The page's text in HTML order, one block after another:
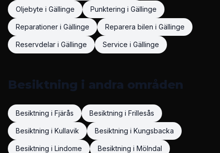
Oljebyte i Gällinge Punktering i Gällinge
Reparationer i Gällinge Reparera bilen i Gällinge
Reservdelar i Gällinge Service i Gällinge
Besiktning i andra områden
Besiktning i Fjärås Besiktning i Frillesås
Besiktning i Kullavik Besiktning i Kungsbacka
Besiktning i Lindome Besiktning i Mölndal